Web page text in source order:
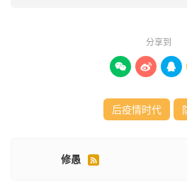
分享到
  
后疫情时代
修愚 